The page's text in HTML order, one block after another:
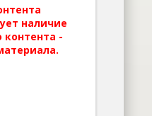
наличие
контента -